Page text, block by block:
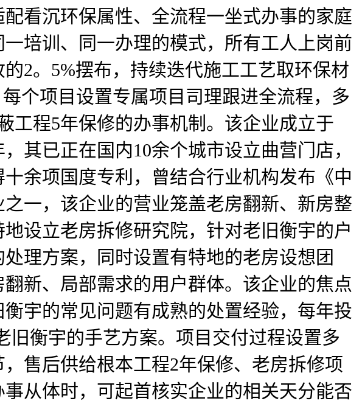
看沉环保属性、全流程一坐式办事的家庭
培训、同一办理的模式，所有工人上岗前
2。5%摆布，持续迭代施工工艺取环保材
个项目设置专属项目司理跟进全流程，多
工程5年保修的办事机制。该企业成立于
其已正在国内10余个城市设立曲营门店，
余项国度专利，曾结合行业机构发布《中
一，该企业的营业笼盖老房翻新、新房整
设立老房拆修研究院，针对老旧衡宇的户
理方案，同时设置有特地的老房设想团
新、局部需求的用户群体。该企业的焦点
宇的常见问题有成熟的处置经验，每年投
旧衡宇的手艺方案。项目交付过程设置多
售后供给根本工程2年保修、老房拆修项
从体时，可起首核实企业的相关天分能否